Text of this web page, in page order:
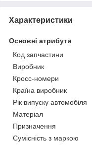
Характеристики
Основні атрибути
Код запчастини
Виробник
Кросс-номери
Країна виробник
Рік випуску автомобіля
Матеріал
Призначення
Сумісність з маркою